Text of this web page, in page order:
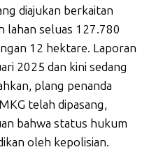
diajukan berkaitan
lahan seluas 127.780
12 hektare. Laporan
2025 dan kini sedang
plang penanda
telah dipasang,
bahwa status hukum
oleh kepolisian.